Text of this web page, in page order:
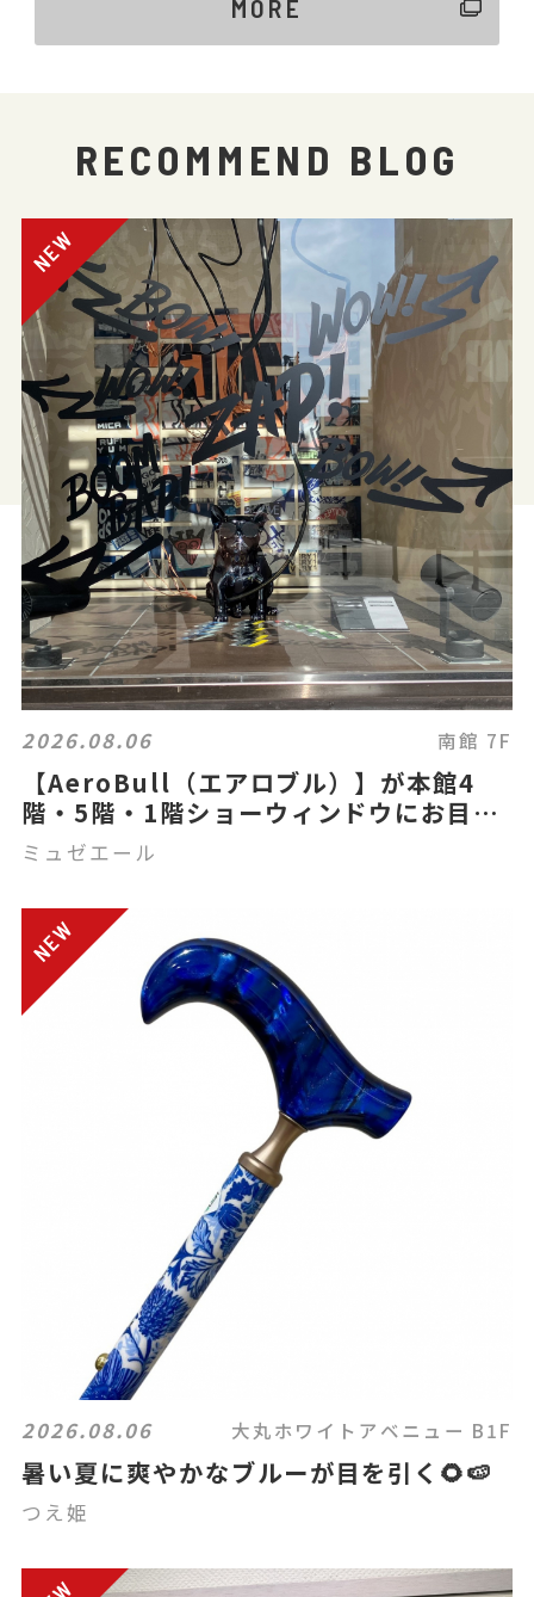
MORE
RECOMMEND BLOG
2026.08.06 南館 7F
【AeroBull（エアロブル）】が本館4
階・5階・1階ショーウィンドウにお目見
え☆
ミュゼエール
2026.08.06 大丸ホワイトアベニュー B1F
暑い夏に爽やかなブルーが目を引く🌻🍉
つえ姫